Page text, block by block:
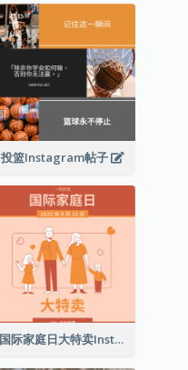
投篮Instagram帖子
国际家庭日大特卖Instagram帖子